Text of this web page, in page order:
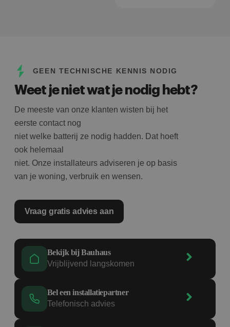
GEEN TECHNISCHE KENNIS NODIG
Weet je niet wat je nodig hebt?
De meeste van onze klanten wisten bij het
eerste contact nog
niet welke batterij ze nodig hadden. Dat hoeft
ook helemaal
niet. Onze installateurs adviseren je op basis
van je woning, verbruik en wensen.
Vraag gratis advies aan
Bekijk bij Bauhaus
Vrijblijvend langskomen
Bel een installatiepartner
Telefonisch advies